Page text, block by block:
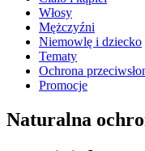
Włosy
Mężczyźni
Niemowlę i dziecko
Tematy
Ochrona
Promocje
Naturalna